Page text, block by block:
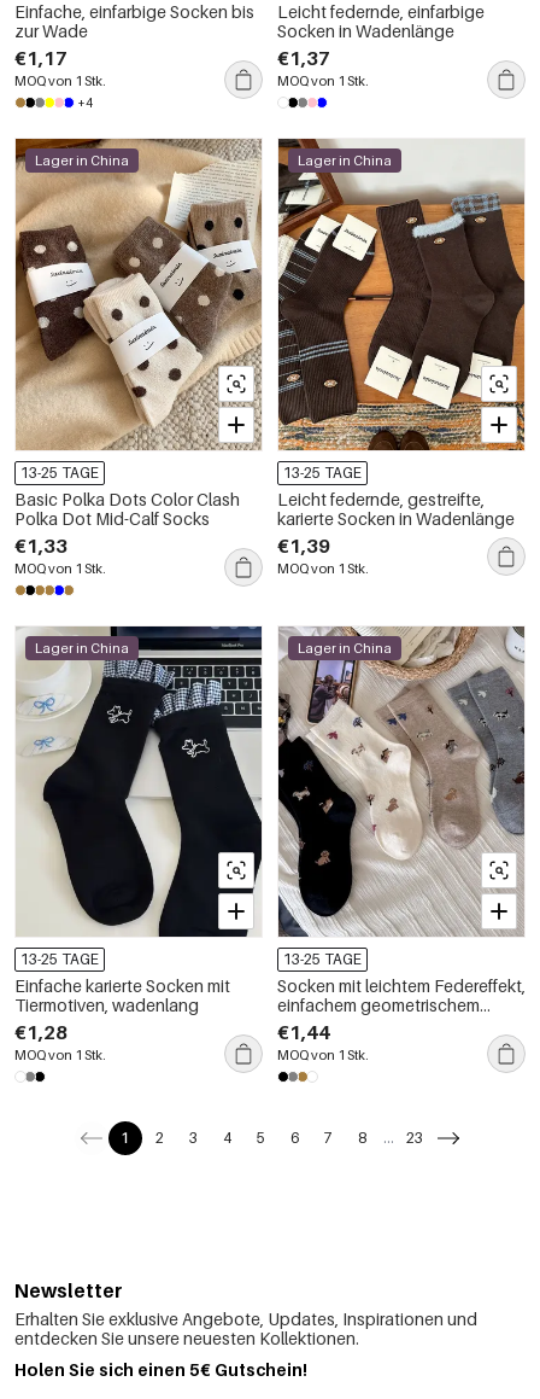
Einfache, einfarbige Socken bis
zur Wade
€1,17
MOQ von 1 Stk.
+4
Leicht federnde, einfarbige
Socken in Wadenlänge
€1,37
MOQ von 1 Stk.
Lager in China
13-25 TAGE
Basic Polka Dots Color Clash
Polka Dot Mid-Calf Socks
€1,33
MOQ von 1 Stk.
Lager in China
13-25 TAGE
Leicht federnde, gestreifte,
karierte Socken in Wadenlänge
€1,39
MOQ von 1 Stk.
Lager in China
13-25 TAGE
Einfache karierte Socken mit
Tiermotiven, wadenlang
€1,28
MOQ von 1 Stk.
Lager in China
13-25 TAGE
Socken mit leichtem Federeffekt,
einfachem geometrischem
Muster und Tiermotiven,
wadenlang
€1,44
MOQ von 1 Stk.
1 2 3 4 5 6 7 8 ... 23
Newsletter
Erhalten Sie exklusive Angebote, Updates, Inspirationen und
entdecken Sie unsere neuesten Kollektionen.
Holen Sie sich einen 5€ Gutschein!